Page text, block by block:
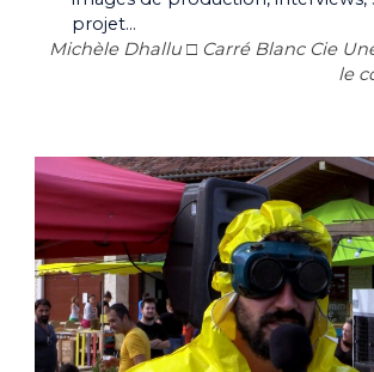
projet…
Michèle Dhallu □ Carré Blanc Cie
le